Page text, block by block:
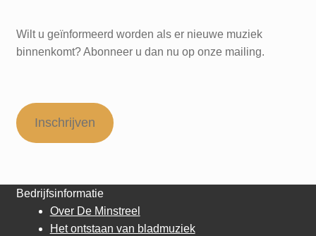
Wilt u geïnformeerd worden als er nieuwe muziek
binnenkomt? Abonneer u dan nu op onze mailing.
Inschrijven
Bedrijfsinformatie
Over De Minstreel
Het ontstaan van bladmuziek